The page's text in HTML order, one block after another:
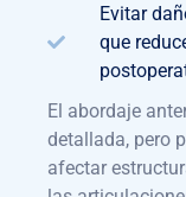
Evitar
que
El abordaje
detallada, pero
afectar